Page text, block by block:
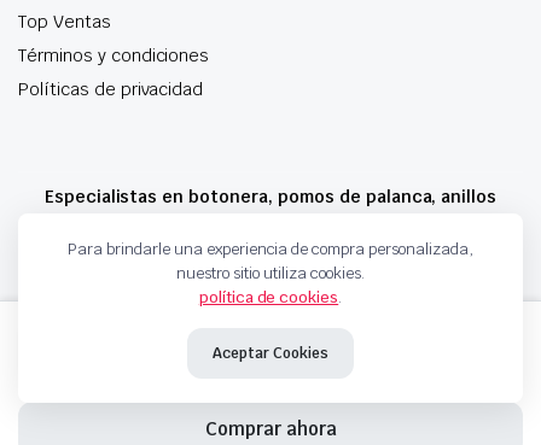
Añadir al carrito
Comprar ahora
Top Ventas
Términos y condiciones
Políticas de privacidad
Especialistas en botonera, pomos de palanca, anillos
Copyright 2024 © Motorche Autoparts. Todos los derechos reservados
Para brindarle una experiencia de compra personalizada,
nuestro sitio utiliza cookies.
política de cookies.
Aceptar Cookies